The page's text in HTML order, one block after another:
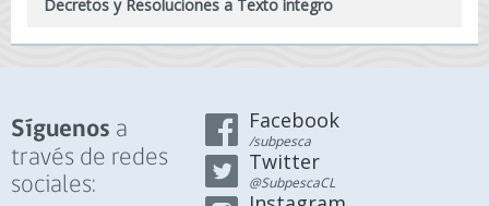
Decretos y Resoluciones a Texto íntegro
Síguenos a
través de redes
sociales:
Facebook
/subpesca
Twitter
@SubpescaCL